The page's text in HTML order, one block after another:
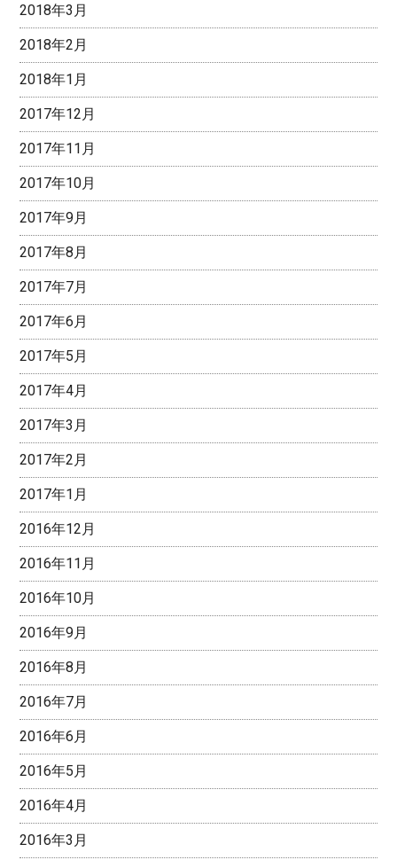
2018年3月
2018年2月
2018年1月
2017年12月
2017年11月
2017年10月
2017年9月
2017年8月
2017年7月
2017年6月
2017年5月
2017年4月
2017年3月
2017年2月
2017年1月
2016年12月
2016年11月
2016年10月
2016年9月
2016年8月
2016年7月
2016年6月
2016年5月
2016年4月
2016年3月